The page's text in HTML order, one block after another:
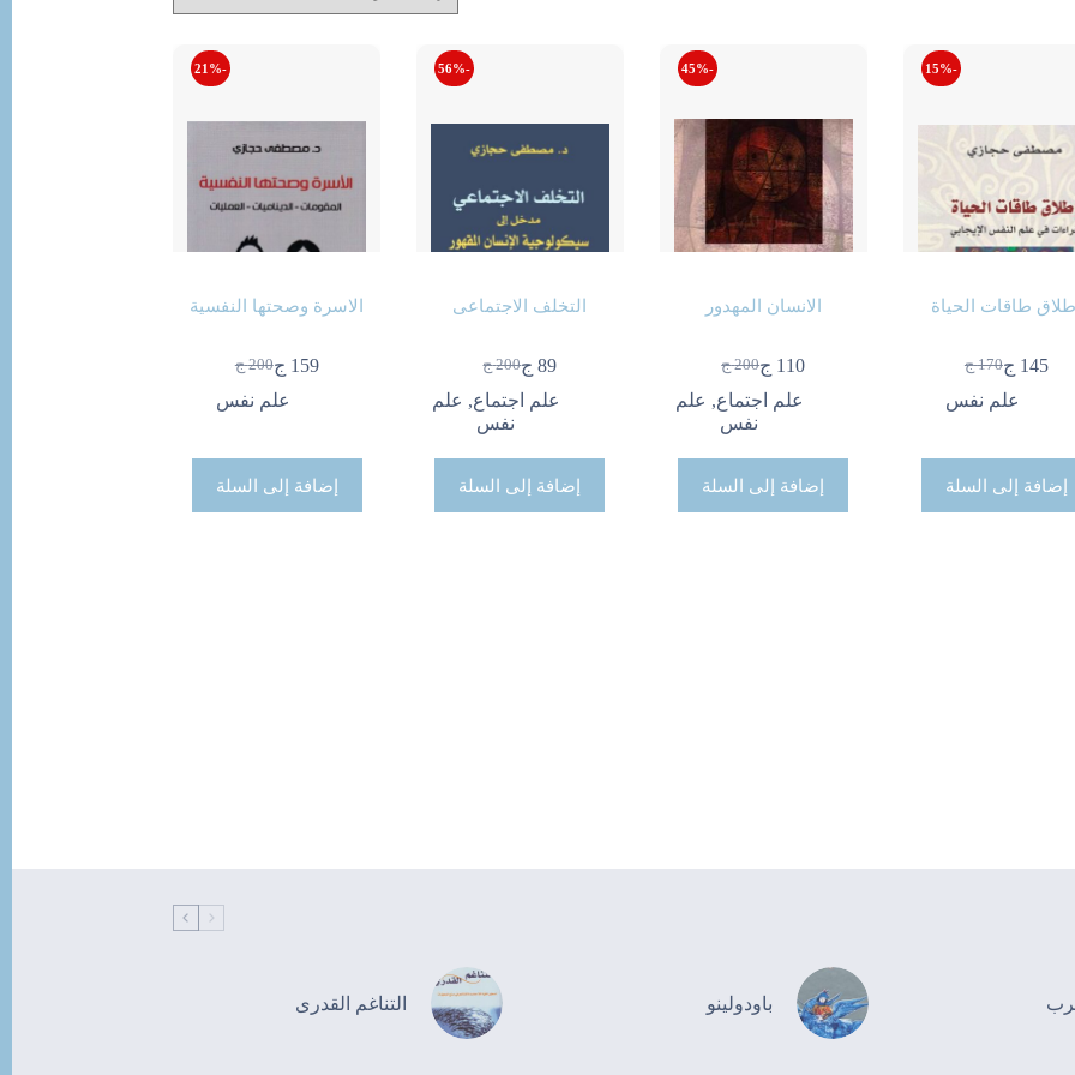
-15%
اطلاق طاقات الحياة
170 ج
السعر
الأصلي
145 جالسعر
الحالي
علم نفس
إضافة إلى السلة
-45%
الانسان المهدور
200 ج
السعر
الأصلي
هو:
110 جالسعر
الحالي
هو:
علم اجتماع, علم
نفس
إضافة إلى السلة
-56%
التخلف الاجتماعى
200 ج
السعر
الأصلي
هو:
89 جالسعر
الحالي
هو:
علم اجتماع, علم
نفس
إضافة إلى السلة
-21%
الاسرة وصحتها النفسية
200 ج
السعر
الأصلي
159 جالسعر
الحالي
علم نفس
إضافة إلى السلة
باودولينو التناغم القدرى